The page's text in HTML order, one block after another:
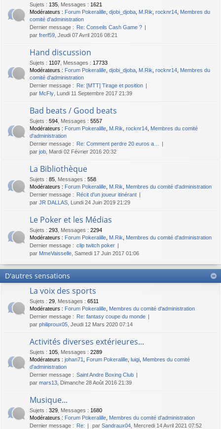
Sujets : 135 Messages : 1621
Modérateurs : Forum Pokeralille djobi_djoba M.Rik rocknr14 Membres du
comité d'administration
Dernier message : Re: Conseils Cash Game ?
par frerf59 , Jeudi 07 Avril 2016 08:21
Hand discussion
Sujets : 1107 Messages : 17733
Modérateurs : Forum Pokeralille djobi_djoba M.Rik rocknr14 Membres du
comité d'administration
Dernier message : Re: [MTT] Tirage et position
par McFly , Lundi 11 Septembre 2017 21:39
Bad beats / Good beats
Sujets : 594 Messages : 5557
Modérateurs : Forum Pokeralille M.Rik rocknr14 Membres du comité
d'administration
Dernier message : Re: Comment perdre 20 euros a…
par job , Mardi 02 Février 2016 20:32
La Bibliothèque
Sujets : 85 Messages : 558
Modérateurs : Forum Pokeralille M.Rik
Membres du comité d'administration
Dernier message : Récit d'un joueur itinérant
par JR DALLAS , Lundi 24 Juin 2019 21:29
Le Poker et les Médias
Sujets : 293 Messages : 2294
Modérateurs : Forum Pokeralille M.Rik
Membres du comité d'administration
Dernier message : clip twitch poker
par MmeVaisselle , Samedi 17 Juin 2017 01:06
D'autres sensations
La voix des sports
Sujets : 29 Messages : 6511
Modérateurs : Forum Pokeralille Membres du comité d'administration
Dernier message : Re: fantasy coupe du monde
par philiproux05 , Jeudi 12 Mars 2020 07:14
Activités diverses extérieures...
Sujets : 105 Messages : 2289
Modérateurs : johan71 Forum Pokeralille luigi Membres du comité
d'administration
Dernier message : Saint Andre Boxing Club
par mars13 , Dimanche 28 Août 2016 21:39
Musique...
Sujets : 329 Messages : 1680
Modérateurs : Forum Pokeralille Membres du comité d'administration
Dernier message : Re: par Sandraux04 , Mercredi 14 Avril 2021 07:52